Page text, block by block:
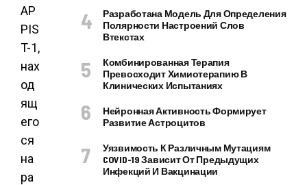
AP
PIS
T-1,
нах
од
ящ
его
ся
на
ра
Разработана Модель Для Определения
Полярности Настроений Слов
Втекстах
Комбинированная Терапия
Превосходит Химиотерапию В
Клинических Испытаниях
Нейронная Активность Формирует
Развитие Астроцитов
Уязвимость К Различным Мутациям
COVID-19 Зависит От Предыдущих
Инфекций И Вакцинации